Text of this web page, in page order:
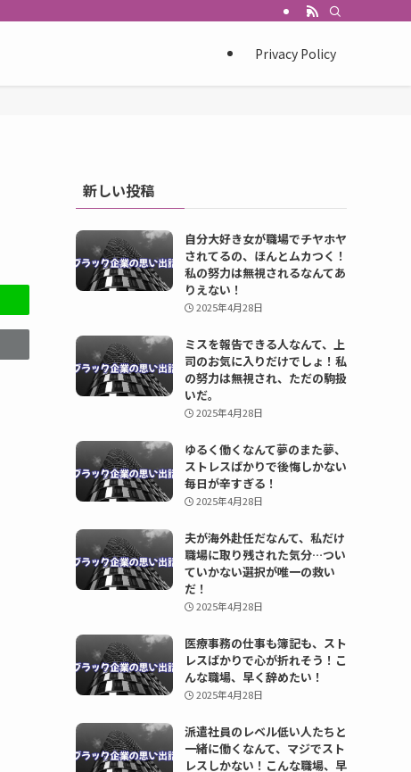
Privacy Policy
新しい投稿
自分大好き女が職場でチヤホヤ
されてるの、ほんとムカつく！
私の努力は無視されるなんてあ
りえない！
2025年4月28日
ミスを報告できる人なんて、上
司のお気に入りだけでしょ！私
の努力は無視され、ただの駒扱
いだ。
2025年4月28日
ゆるく働くなんて夢のまた夢、
ストレスばかりで後悔しかない
毎日が辛すぎる！
2025年4月28日
夫が海外赴任だなんて、私だけ
職場に取り残された気分…つい
ていかない選択が唯一の救い
だ！
2025年4月28日
医療事務の仕事も簿記も、スト
レスばかりで心が折れそう！こ
んな職場、早く辞めたい！
2025年4月28日
派遣社員のレベル低い人たちと
一緒に働くなんて、マジでスト
レスしかない！こんな職場、早